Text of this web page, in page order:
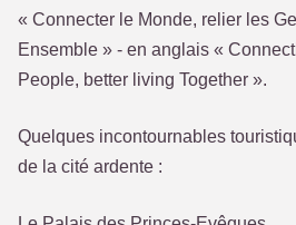
« Connecter le Monde, relier les
Ensemble » - en anglais «
People, better living Together ».
Quelques incontournables
de la cité ardente :